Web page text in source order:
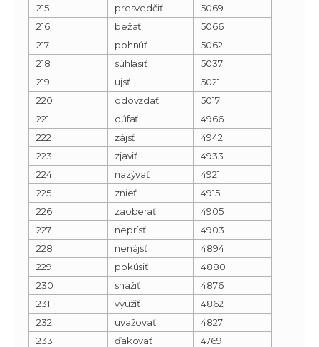
215
presvedčiť
5069
216
bežať
5066
217
pohnúť
5062
218
súhlasiť
5037
219
ujsť
5021
220
odovzdať
5017
221
dúfať
4966
222
zájsť
4942
223
zjaviť
4933
224
nazývať
4921
225
znieť
4915
226
zaoberať
4905
227
neprísť
4903
228
nenájsť
4894
229
pokúsiť
4880
230
snažiť
4876
231
využiť
4862
232
uvažovať
4827
233
ďakovať
4769